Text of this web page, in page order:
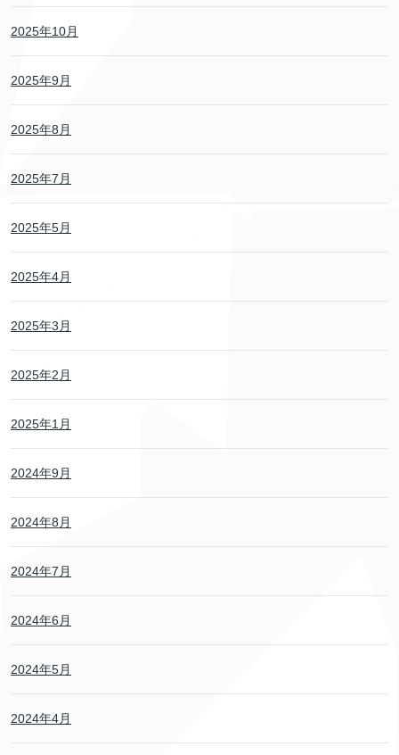
2025年10月
2025年9月
2025年8月
2025年7月
2025年5月
2025年4月
2025年3月
2025年2月
2025年1月
2024年9月
2024年8月
2024年7月
2024年6月
2024年5月
2024年4月